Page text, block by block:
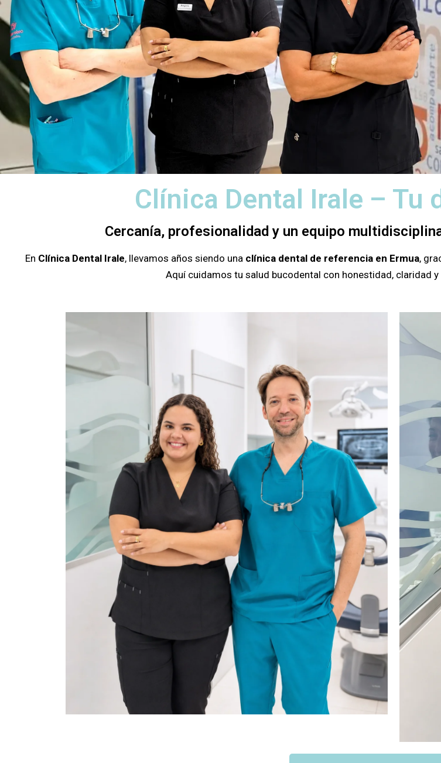
Clínica Dental Irale – Tu
Cercanía, profesionalidad y un equipo
En Clínica Dental Irale, llevamos años siendo una clínica dental de referencia en Ermua,
Aquí cuidamos tu salud bucodental con honestidad, claridad